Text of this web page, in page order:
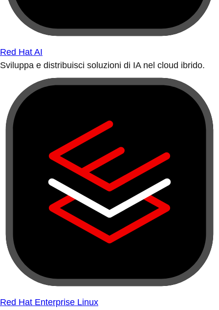
Red Hat AI
Sviluppa e distribuisci soluzioni di IA nel cloud ibrido.
Red Hat Enterprise Linux